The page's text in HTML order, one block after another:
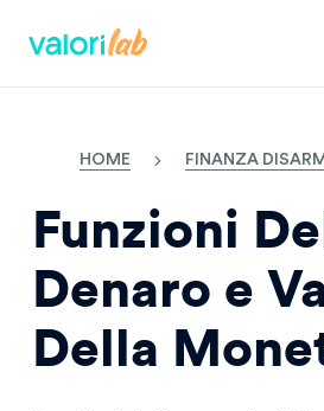
HOME FINANZA
Funzioni Del
Denaro e
Della